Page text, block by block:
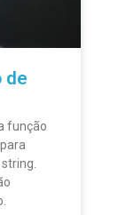
de
função